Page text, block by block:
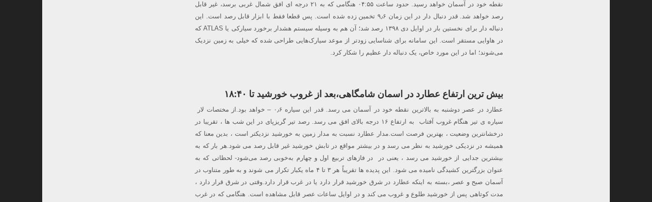
نقطه خود در آسمان خواهد رسید. حدود ساعت ۰۴:۵۵ هنگامی که به ۲۱ درجه ای افق شمال غربی برسد، غیر قابل
رصد خواهد شد. قدر دنبال دار در این زمان ۹٫۶ تخمین زده شده است. پس قطعا فقط با ابزار قابل رصد است. این
دنباله دار برای نخستین بار در اوایل دی ۱۳۹۸ رصد شد؛ آن هم به وسیله سیستم هشدار برخورد سیارکی یا ATLAS که
در هاوایی مستقر است. این سامانه برای شناسایی زودتر از موعد سیارک‌هایی طراحی شده که خیلی به زمین نزدیک
می‌شوند؛ اما در این مورد خاص، یک دنباله دار عظیم را شکار کرد.
بیش ترین ارتفاع عطارد در اسمان شامگاهی،بعد از غروب خورشید تا ۱۸:۴۰
عطارد در عصر دوشنبه به بالاترین نقطه خود در آسمان می رسد. قدر این سیاره ۰٫۶ – خواهد بود.از مختصات لار
سیاره ی تیر هنگام غروب آفتاب به ارتفاع ۱۶ درجه بالای افق می رسد. رصد تیر گریزپای در این شب ها ، تقریبا در
درخشانترین وضعیت ، بهترین فرصت است.مدار عطارد نسبت به مدار زمین به خورشید نزدیکتر است ، بدین معنا که
همیشه در نزدیکی خورشید به نظر می رسد و در بیشتر مواقع در تابش خورشید غیر قابل رصد می شود.هر بار که به
بیشترین جدایی از خورشید می رسد ، یعنی در در فاز‌های تربیع اول و چهارم به‌خوبی رصد می‌شود- لحظاتی که به
عنوان بزرگترین کشیدگی نامیده می شود. این پدیده ها تقریباً هر ۳ تا ۴ ماه یکبار تکرار می شوند و به طور متناوب در
آسمان صبح و عصر ،بسته به اینکه عطارد در شرق خورشید قرار دارد یا در غرب قرار دارد.وقتی در شرق قرار دارد ،
مدت کوتاهی پس از خورشید طلوع و غروب می کند و در اوایل ساعات عصر قابل مشاهده است. هنگامی که در غرب